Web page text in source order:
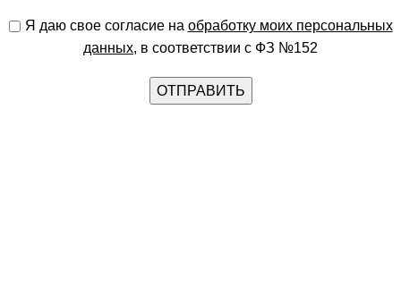
Я даю свое согласие на обработку моих персональных
данных, в соответствии с ФЗ №152